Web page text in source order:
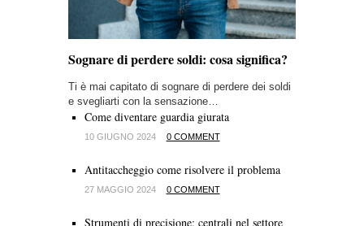
Sognare di perdere soldi: cosa significa?
Ti è mai capitato di sognare di perdere dei soldi
e svegliarti con la sensazione…
Come diventare guardia giurata
10 GIUGNO 2024 0 COMMENT
Antitaccheggio come risolvere il problema
27 MAGGIO 2024 0 COMMENT
Strumenti di precisione: centrali nel settore